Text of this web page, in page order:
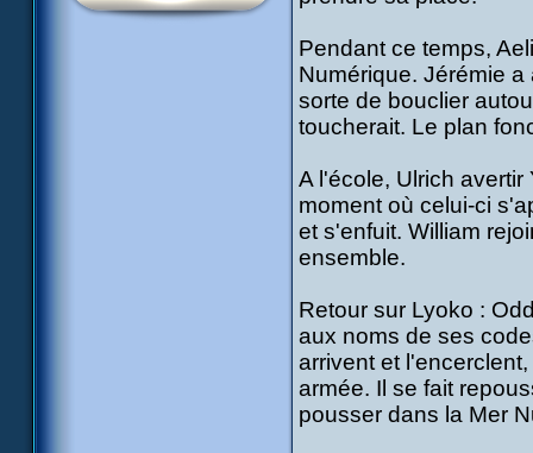
Pendant ce temps,
Numérique. Jérémie
sorte de bouclier
toucherait. Le plan
A l'école, Ulrich
moment où celui-ci
et s'enfuit. William
ensemble.
Retour sur Lyoko :
aux noms de ses
arrivent et
armée. Il se fait
pousser dans la Mer